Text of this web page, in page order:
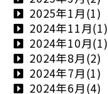
2025年1月(1)
2024年11月(1)
2024年10月(1)
2024年8月(2)
2024年7月(1)
2024年6月(4)